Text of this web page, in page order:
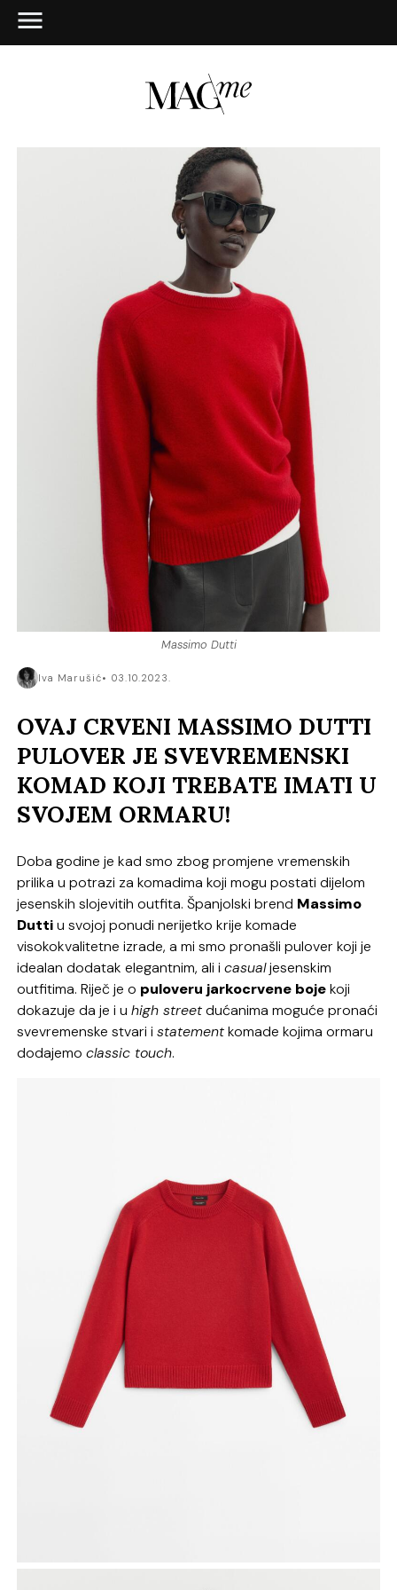
Massimo Dutti
Iva Marušić 03.10.2023.
OVAJ CRVENI MASSIMO DUTTI
PULOVER JE SVEVREMENSKI
KOMAD KOJI TREBATE IMATI U
SVOJEM ORMARU!
Doba godine je kad smo zbog promjene vremenskih
prilika u potrazi za komadima koji mogu postati dijelom
jesenskih slojevitih outfita. Španjolski brend Massimo
Duttiu svojoj ponudi nerijetko krije komade
visokokvalitetne izrade, a mi smo pronašli pulover koji je
idealan dodatak elegantnim, ali icasualjesenskim
outfitima. Riječ je o puloveru jarkocrvene bojekoji
dokazuje da je i uhigh streetdućanima moguće pronaći
svevremenske stvari istatementkomade kojima ormaru
dodajemoclassic touch.